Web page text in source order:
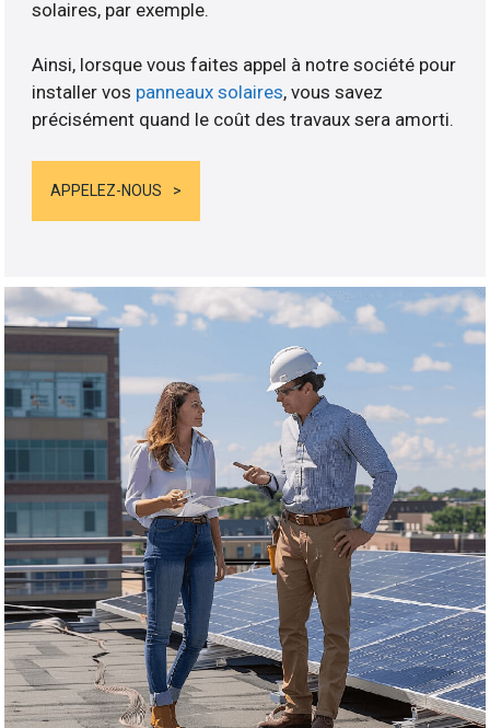
solaires, par exemple.
Ainsi, lorsque vous faites appel à notre société pour
installer vos panneaux solaires, vous savez
précisément quand le coût des travaux sera amorti.
APPELEZ-NOUS